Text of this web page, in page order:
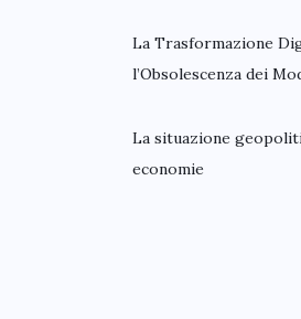
La Trasformazione
l’Obsolescenza dei
La situazione
economie